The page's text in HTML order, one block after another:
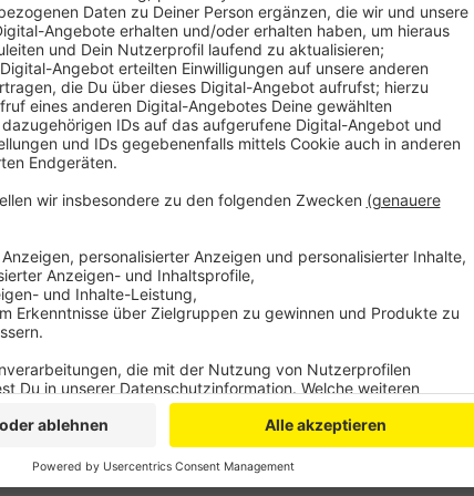
Trotz strenger Hygiene- und Schutz-Maßnahmen ist das
am Nachholtermin erfolgreich über die Bühne gegangen.
1,5 Kilometer langen Rundkurs diszipliniert und ohne
Lubbers gewann das Elite-Rennen über 75 Kilometer (50
Weifenbach. In der U19-Klasse siegte Julian Borresch vom
acht Rennen mit 280 Teilnehmern absolviert worden.
Anzeige